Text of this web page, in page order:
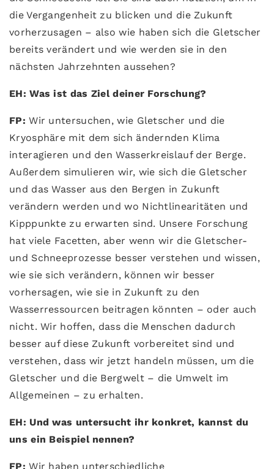
die Vergangenheit zu blicken und die Zukunft
vorherzusagen – also wie haben sich die Gletscher
bereits verändert und wie werden sie in den
nächsten Jahrzehnten aussehen?
EH: Was ist das Ziel deiner Forschung?
FP: Wir untersuchen, wie Gletscher und die
Kryosphäre mit dem sich ändernden Klima
interagieren und den Wasserkreislauf der Berge.
Außerdem simulieren wir, wie sich die Gletscher
und das Wasser aus den Bergen in Zukunft
verändern werden und wo Nichtlinearitäten und
Kipppunkte zu erwarten sind. Unsere Forschung
hat viele Facetten, aber wenn wir die Gletscher-
und Schneeprozesse besser verstehen und wissen,
wie sie sich verändern, können wir besser
vorhersagen, wie sie in Zukunft zu den
Wasserressourcen beitragen könnten – oder auch
nicht. Wir hoffen, dass die Menschen dadurch
besser auf diese Zukunft vorbereitet sind und
verstehen, dass wir jetzt handeln müssen, um die
Gletscher und die Bergwelt – die Umwelt im
Allgemeinen – zu erhalten.
EH: Und was untersucht ihr konkret, kannst du
uns ein Beispiel nennen?
FP:Wir haben unterschiedliche